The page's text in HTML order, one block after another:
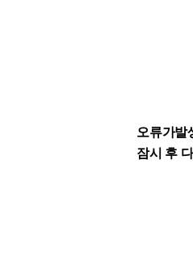
오류가발
잠시 후